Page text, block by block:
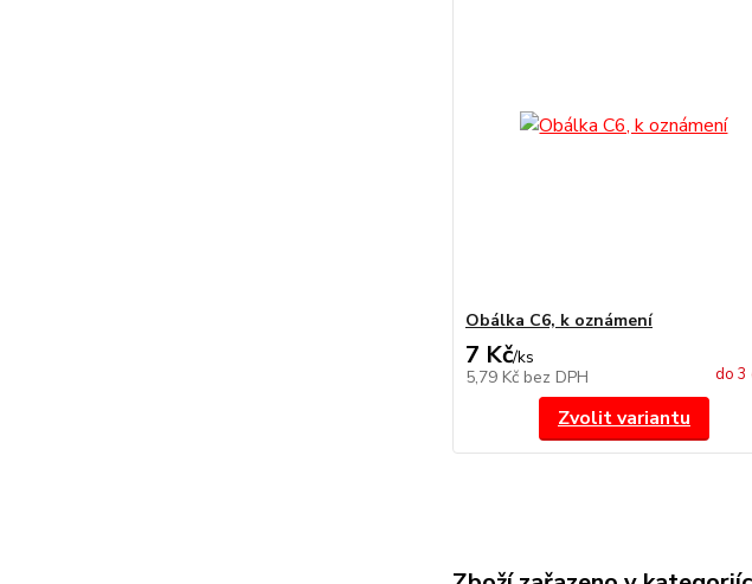
Obálka C6, k oznámení
7 Kč/ks
5,79 Kč bez DPH do 3
Zvolit variantu